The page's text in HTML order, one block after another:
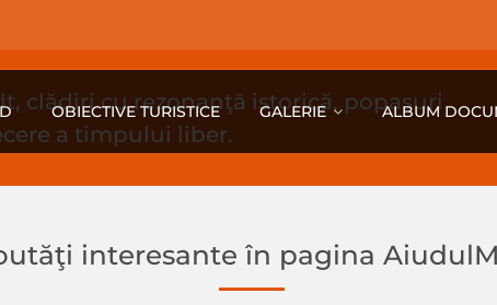
OBIECTIVE TURISTICE GALERIE ALBUM
clădiri cu rezonanţă istorică, popasuri
a timpului liber.
interesante în pagina